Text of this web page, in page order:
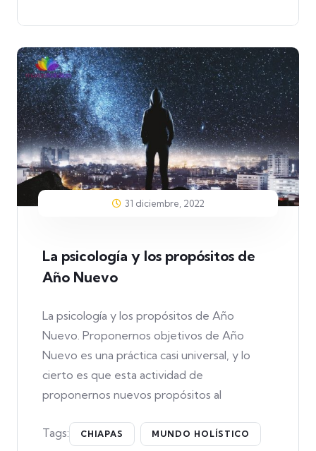
31 diciembre, 2022
La psicología y los propósitos de
Año Nuevo
La psicología y los propósitos de Año
Nuevo. Proponernos objetivos de Año
Nuevo es una práctica casi universal, y lo
cierto es que esta actividad de
proponernos nuevos propósitos al
Tags: CHIAPAS MUNDO HOLÍSTICO